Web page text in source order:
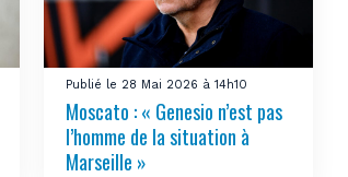
Publié le 28 Mai 2026 à 14h10
Moscato : « Genesio n’est pas
l’homme de la situation à
Marseille »